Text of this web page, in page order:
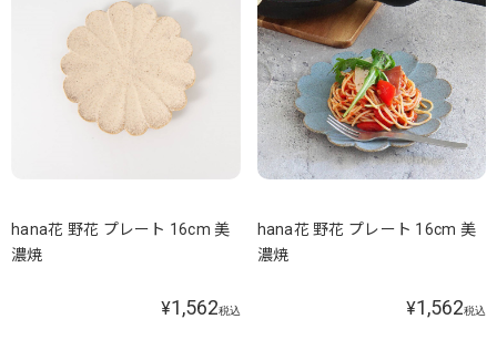
hana花 野花 プレート 16cm 美
濃焼
¥1,562税込
hana花 野花 プレート 16cm 美
濃焼
¥1,562税込